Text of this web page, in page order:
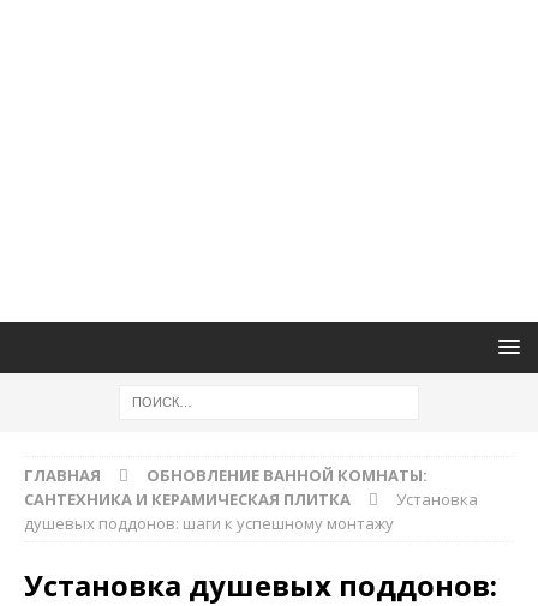
ГЛАВНАЯ
ОБНОВЛЕНИЕ ВАННОЙ КОМНАТЫ:
САНТЕХНИКА И КЕРАМИЧЕСКАЯ ПЛИТКА
Установка
душевых поддонов: шаги к успешному монтажу
Установка душевых поддонов: